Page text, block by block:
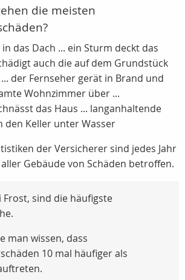
die meisten
das Dach ... ein Sturm deckt das
auch die auf dem Grundstück
der Fernseher gerät in Brand und
Wohnzimmer über ...
das Haus ... langanhaltende
den Keller unter Wasser
der Versicherer sind jedes Jahr
Gebäude von Schäden betroffen.
sind die häufigste
man wissen, dass
10 mal häufiger als